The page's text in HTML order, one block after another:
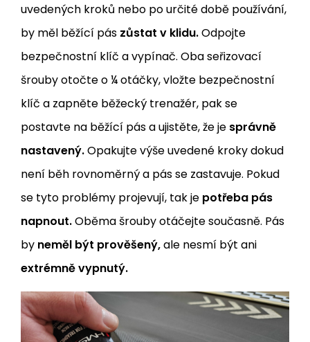
uvedených kroků nebo po určité době používání,
by měl běžící pás zůstat v klidu.Odpojte
bezpečnostní klíč a vypínač. Oba seřizovací
šrouby otočte o ¼ otáčky, vložte bezpečnostní
klíč a zapněte běžecký trenažér, pak se
postavte na běžící pás a ujistěte, že je správně
nastavený.Opakujte výše uvedené kroky dokud
není běh rovnoměrný a pás se zastavuje. Pokud
se tyto problémy projevují, tak je potřeba pás
napnout.Oběma šrouby otáčejte současně. Pás
by neměl být prověšený,ale nesmí být ani
extrémně vypnutý.